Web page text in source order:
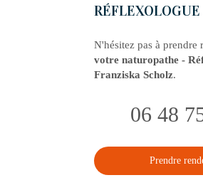
N'hésitez pas à prendre
votre naturopathe -
Franziska Scholz.
06 48
Prendre